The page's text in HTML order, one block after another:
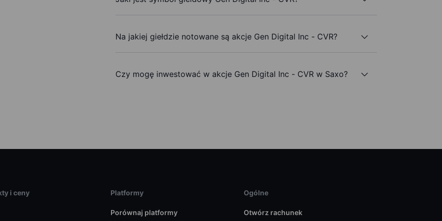
Na jakiej giełdzie notowane są akcje Gen Digital Inc - CVR?
Czy mogę inwestować w akcje Gen Digital Inc - CVR w Saxo?
i ceny Platformy
Porównaj platformy
Ogólne
Otwórz rachunek